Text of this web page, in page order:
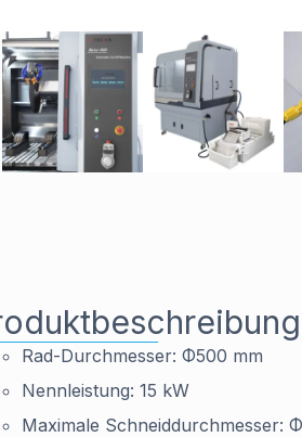
Rad-Durchmesser: Φ500 mm
Nennleistung: 15 kW
Maximale Schneiddurchmesser: